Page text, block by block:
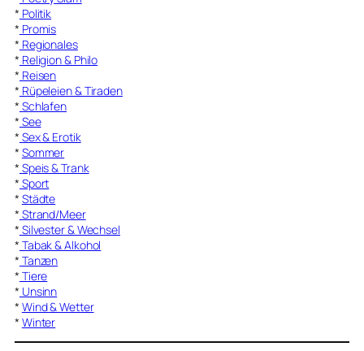
* Politik
* Promis
* Regionales
* Religion & Philo
* Reisen
* Rüpeleien & Tiraden
* Schlafen
* See
* Sex & Erotik
* Sommer
* Speis & Trank
* Sport
* Städte
* Strand/Meer
* Silvester & Wechsel
* Tabak & Alkohol
* Tanzen
* Tiere
* Unsinn
* Wind & Wetter
* Winter